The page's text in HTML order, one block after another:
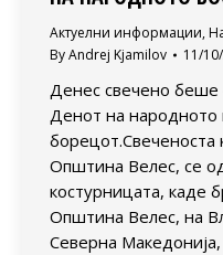
Актуелни информации,
ByAndrej Kjamilov 11/
Денес свечено
Денот на народното
борецот.Свеченоста
Општина Велес, се
костурницата, каде
Општина Велес, на
Северна